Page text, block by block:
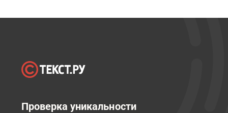
Проверка уникальности